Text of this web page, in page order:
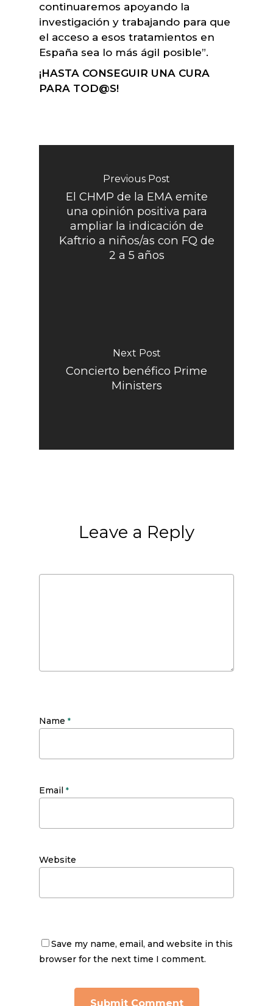
continuaremos apoyando la
investigación y trabajando para que
el acceso a esos tratamientos en
España sea lo más ágil posible”.
¡HASTA CONSEGUIR UNA CURA
PARA TOD@S!
Previous Post
El CHMP de la EMA emite
una opinión positiva para
ampliar la indicación de
Kaftrio a niños/as con FQ de
2 a 5 años
Next Post
Concierto benéfico Prime
Ministers
Leave a Reply
Name *
Email *
Website
Save my name, email, and website in this
browser for the next time I comment.